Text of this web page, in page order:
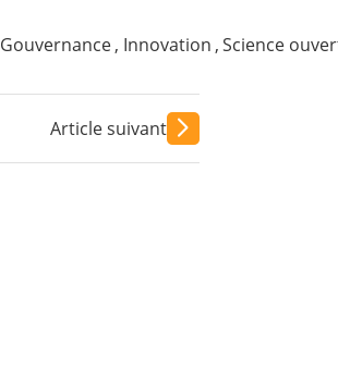
Gouvernance, Innovation ,Science
Article suivant